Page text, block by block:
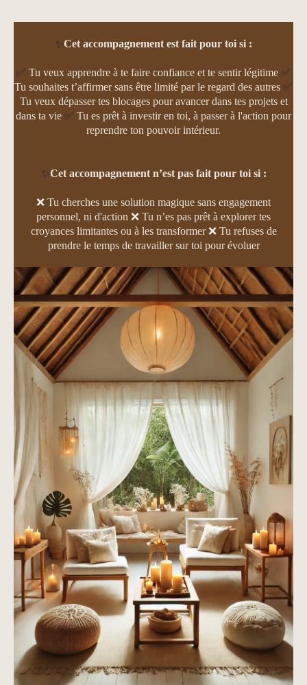
✨Cet accompagnement est fait pour toi si :
✅ Tu veux apprendre à te faire confiance et te sentir légitime ✅
Tu souhaites t’affirmer sans être limité par le regard des autres ✅
Tu veux dépasser tes blocages pour avancer dans tes projets et
dans ta vie ✅ Tu es prêt à investir en toi, à passer à l'action pour
reprendre ton pouvoir intérieur.
✨Cet accompagnement n’est pas fait pour toi si :
❌ Tu cherches une solution magique sans engagement
personnel, ni d'action ❌ Tu n’es pas prêt à explorer tes
croyances limitantes ou à les transformer ❌ Tu refuses de
prendre le temps de travailler sur toi pour évoluer